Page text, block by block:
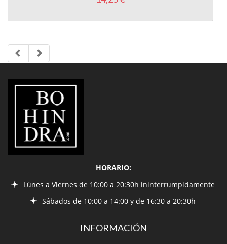
LIBRERÍA
BOHINDRA
HORARIO:
Lúnes a Viernes de 10:00 a 20:30h ininterrumpidamente
Sábados de 10:00 a 14:00 y de 16:30 a 20:30h
INFORMACIÓN